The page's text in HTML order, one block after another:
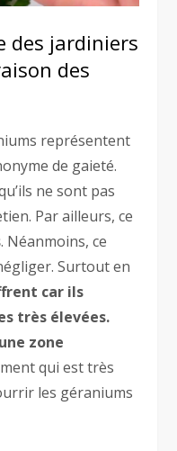
des jardiniers
des
représentent
de gaieté.
ne sont pas
Par ailleurs, ce
. Néanmoins, ce
Surtout en
car ils
très élevées.
zone
qui est très
les géraniums